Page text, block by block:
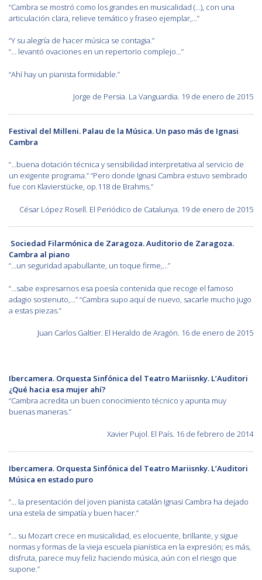
“Cambra se mostró como los grandes en musicalidad (…), con una
articulación clara, relieve temático y fraseo ejemplar,…”
“Y su alegría de hacer música se contagia.”
“… levantó ovaciones en un repertorio complejo…”
“Ahí hay un pianista formidable.”
Jorge de Persia. La Vanguardia. 19 de enero de 2015
Festival del Milleni. Palau de la Música. Un paso más de Ignasi
Cambra
“…buena dotación técnica y sensibilidad interpretativa al servicio de
un exigente programa.” “Pero donde Ignasi Cambra estuvo sembrado
fue con Klavierstücke, op.118 de Brahms.”
César López Rosell. El Periódico de Catalunya. 19 de enero de 2015
Sociedad Filarmónica de Zaragoza. Auditorio de Zaragoza.
Cambra al piano
“…un seguridad apabullante, un toque firme,…”
“…sabe expresarnos esa poesía contenida que recoge el famoso
adagio sostenuto,…” “Cambra supo aquí de nuevo, sacarle mucho jugo
a estas piezas.”
Juan Carlos Galtier. El Heraldo de Aragón. 16 de enero de 2015
Ibercamera. Orquesta Sinfónica del Teatro Mariisnky. L’Auditori
¿Qué hacia esa mujer ahí?
“Cambra acredita un buen conocimiento técnico y apunta muy
buenas maneras.”
Xavier Pujol. El País. 16 de febrero de 2014
Ibercamera. Orquesta Sinfónica del Teatro Mariisnky. L’Auditori
Música en estado puro
“… la presentación del joven pianista catalán Ignasi Cambra ha dejado
una estela de simpatía y buen hacer.”
“… su Mozart crece en musicalidad, es elocuente, brillante, y sigue
normas y formas de la vieja escuela pianística en la expresión; es más,
disfruta, parece muy feliz haciendo música, aún con el riesgo que
supone.”